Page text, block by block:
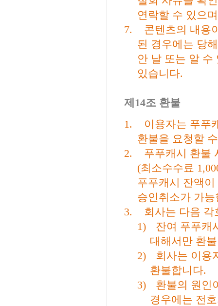
연락할 수 있으며
7.
콘텐츠의 내용
된 경우에는 당
안 날 또는 알 수
있습니다.
제 14조 환불
1.
이용자는 푸푸
환불을 요청할
2.
푸푸캐시 환불
(최소수수료
푸푸캐시 잔액이
승인취소가 가
3.
회사는 다음
1)
잔여 푸푸캐
대해서만 환
2)
회사는 이용
환불합니다.
3)
환불의 원인
경우에는 전